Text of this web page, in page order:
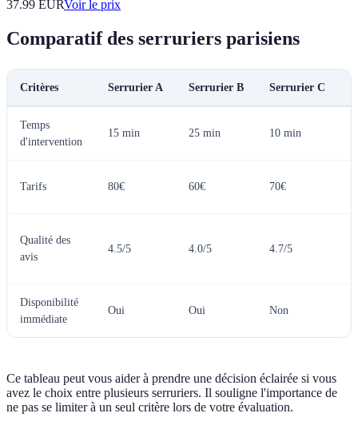
37.99 EURVoir le prix
Comparatif des serruriers parisiens
Critères Serrurier A Serrurier B Serrurier C
Temps
d'intervention
15 min 25 min 10 min
Tarifs 80€ 60€ 70€
Qualité des
avis
4.5/5 4.0/5 4.7/5
Disponibilité
immédiate
Oui Oui Non
Ce tableau peut vous aider à prendre une décision éclairée si vous
avez le choix entre plusieurs serruriers. Il souligne l'importance de
ne pas se limiter à un seul critère lors de votre évaluation.